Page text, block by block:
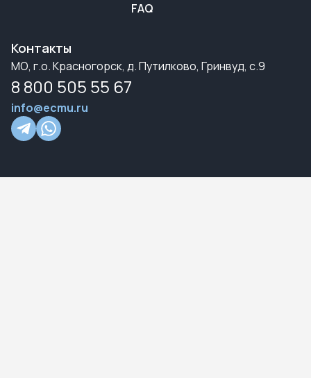
FAQ
Контакты
МО, г.о. Красногорск, д. Путилково, Гринвуд, с.9
8 800 505 55 67
info@ecmu.ru